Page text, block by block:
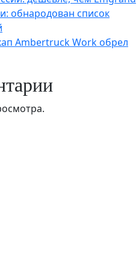
обнародован список
Ambertruck Work обрел